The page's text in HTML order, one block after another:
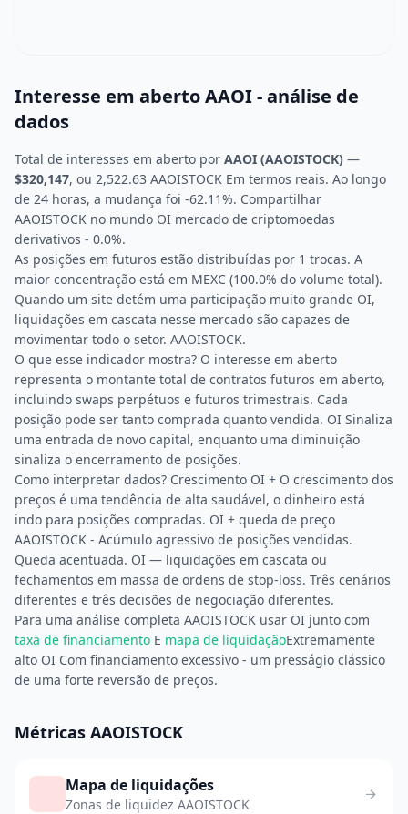
Interesse em aberto AAOI - análise de
dados
Total de interesses em aberto por AAOI (AAOISTOCK) —
$320,147, ou 2,522.63 AAOISTOCK Em termos reais. Ao longo
de 24 horas, a mudança foi -62.11%. Compartilhar
AAOISTOCK no mundo OI mercado de criptomoedas
derivativos - 0.0%.
As posições em futuros estão distribuídas por 1 trocas. A
maior concentração está em MEXC (100.0% do volume total).
Quando um site detém uma participação muito grande OI,
liquidações em cascata nesse mercado são capazes de
movimentar todo o setor. AAOISTOCK.
O que esse indicador mostra? O interesse em aberto
representa o montante total de contratos futuros em aberto,
incluindo swaps perpétuos e futuros trimestrais. Cada
posição pode ser tanto comprada quanto vendida. OI Sinaliza
uma entrada de novo capital, enquanto uma diminuição
sinaliza o encerramento de posições.
Como interpretar dados? Crescimento OI + O crescimento dos
preços é uma tendência de alta saudável, o dinheiro está
indo para posições compradas. OI + queda de preço
AAOISTOCK - Acúmulo agressivo de posições vendidas.
Queda acentuada. OI — liquidações em cascata ou
fechamentos em massa de ordens de stop-loss. Três cenários
diferentes e três decisões de negociação diferentes.
Para uma análise completa AAOISTOCK usar OI junto com
taxa de financiamento E mapa de liquidaçãoExtremamente
alto OI Com financiamento excessivo - um presságio clássico
de uma forte reversão de preços.
Métricas AAOISTOCK
Mapa de liquidações
Zonas de liquidez AAOISTOCK